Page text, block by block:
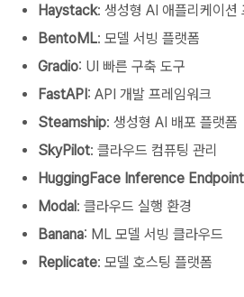
Haystack: 생성형 AI 애플리케이션
BentoML: 모델 서빙 플랫폼
Gradio: UI 빠른 구축 도구
FastAPI: API 개발 프레임워크
Steamship: 생성형 AI 배포 플랫폼
SkyPilot: 클라우드 컴퓨팅 관리
HuggingFace Inference
Modal: 클라우드 실행 환경
Banana: ML 모델 서빙 클라우드
Replicate: 모델 호스팅 플랫폼